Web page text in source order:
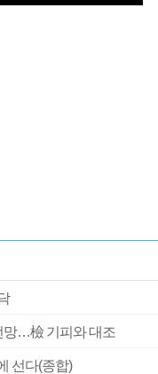
망…檢 기피와 대조
선다(종합)